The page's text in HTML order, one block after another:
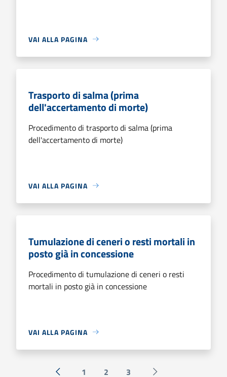
VAI ALLA PAGINA
Trasporto di salma (prima
dell'accertamento di morte)
Procedimento di trasporto di salma (prima
dell'accertamento di morte)
VAI ALLA PAGINA
Tumulazione di ceneri o resti mortali in
posto già in concessione
Procedimento di tumulazione di ceneri o resti
mortali in posto già in concessione
VAI ALLA PAGINA
1 2 3